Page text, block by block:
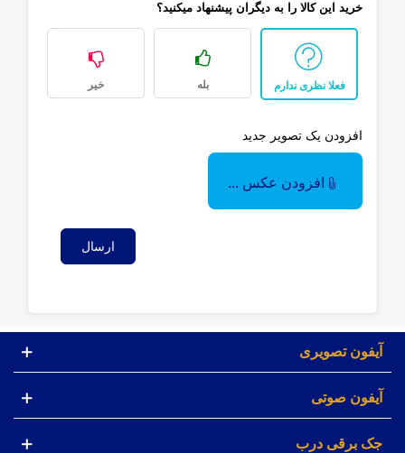
خرید این کالا را به دیگران پیشنهاد میکنید؟
فعلا نظری ندارم بله خیر
افزودن یک تصویر جدید
افزودن عکس ...
ارسال
آیفون تصویری
آیفون صوتی
جک برقی درب